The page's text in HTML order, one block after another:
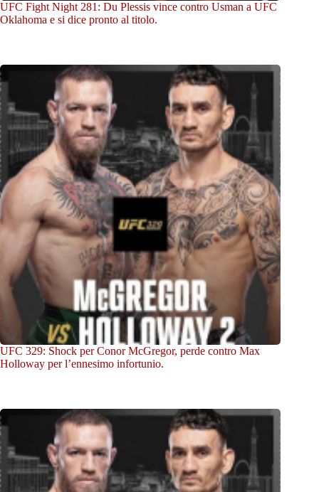
UFC Fight Night 281: Du Plessis vince contro Usman a UFC
Oklahoma e si dice pronto al titolo.
UFC 329: Shock per Conor McGregor, perde contro Max
Holloway per l’ennesimo infortunio.